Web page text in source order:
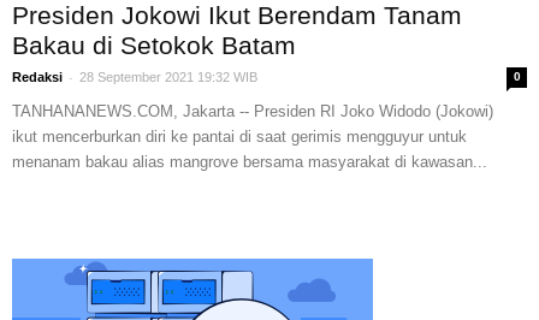
Presiden Jokowi Ikut Berendam Tanam
Bakau di Setokok Batam
Redaksi - 28 September 2021 19:32 WIB 0
TANHANANEWS.COM, Jakarta -- Presiden RI Joko Widodo (Jokowi)
ikut mencerburkan diri ke pantai di saat gerimis mengguyur untuk
menanam bakau alias mangrove bersama masyarakat di kawasan...